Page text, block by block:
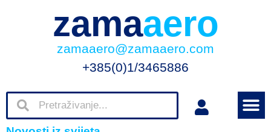
zamaaero
zamaaero@zamaaero.com
+385(0)1/3465886